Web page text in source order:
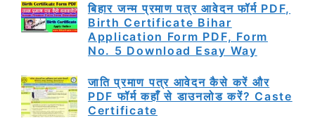
बिहार जन्म प्रमाण पत्र आवेदन फॉर्म PDF,
Birth Certificate Bihar
Application Form PDF, Form
No. 5 Download Esay Way
जाति प्रमाण पत्र आवेदन कैसे करें और
PDF फॉर्म कहाँ से डाउनलोड करें? Caste
Certificate